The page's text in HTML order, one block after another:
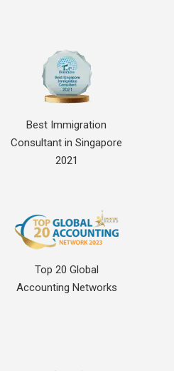
Best Immigration
Consultant in Singapore
2021
Top 20 Global
Accounting Networks